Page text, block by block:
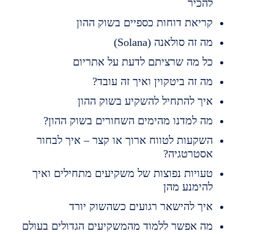
להכיר
קריאת דוחות כספיים בשוק ההון
מה זה סולאנה (Solana)
כל מה שרציתם לדעת על אתריום
מה זה ביטקוין ואיך זה עובד?
איך להתחיל להשקיע בשוק ההון
מה למדנו מהימים השחורים בשוק ההון?
השקעות לטווח ארוך או קצר – איך לבחור
אסטרטגיה?
טעויות נפוצות של משקיעים מתחילים ואיך
להימנע מהן
איך להישאר רגועים כשהשוק יורד
מה אפשר ללמוד מהמשקיעים הגדולים בעולם